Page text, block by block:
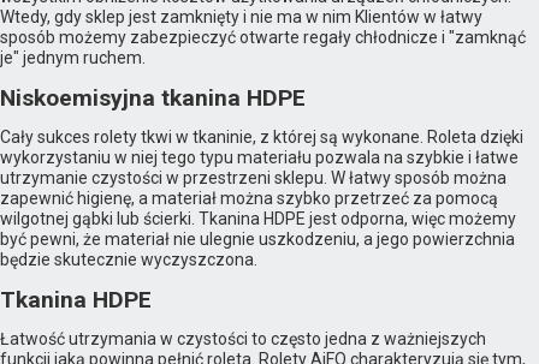
Wtedy, gdy sklep jest zamknięty i nie ma w nim Klientów w łatwy
sposób możemy zabezpieczyć otwarte regały chłodnicze i "zamknąć
je" jednym ruchem.
Niskoemisyjna tkanina HDPE
Cały sukces rolety tkwi w tkaninie, z której są wykonane. Roleta dzięki
wykorzystaniu w niej tego typu materiału pozwala na szybkie i łatwe
utrzymanie czystości w przestrzeni sklepu. W łatwy sposób można
zapewnić higienę, a materiał można szybko przetrzeć za pomocą
wilgotnej gąbki lub ścierki. Tkanina HDPE jest odporna, więc możemy
być pewni, że materiał nie ulegnie uszkodzeniu, a jego powierzchnia
będzie skutecznie wyczyszczona.
Tkanina HDPE
Łatwość utrzymania w czystości to często jedna z ważniejszych
funkcji jaką powinna pełnić roleta. Rolety AiFO charakteryzują się tym,